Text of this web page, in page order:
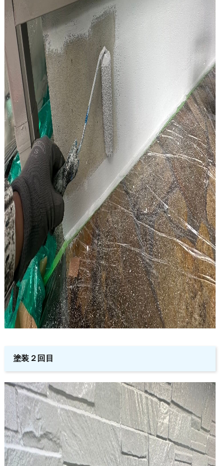
塗装２回目